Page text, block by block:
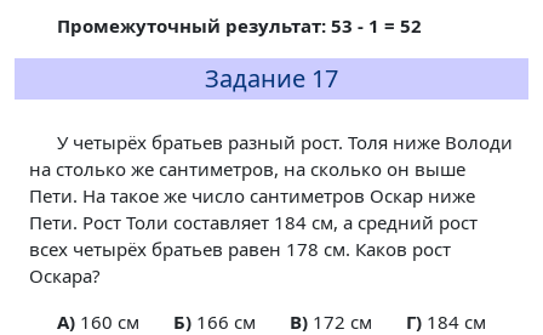
Промежуточный результат: 53 - 1 = 52
Задание 17
У четырёх братьев разный рост. Толя ниже Володи
на столько же сантиметров, на сколько он выше
Пети. На такое же число сантиметров Оскар ниже
Пети. Рост Толи составляет 184 см, а средний рост
всех четырёх братьев равен 178 см. Каков рост
Оскара?
A)160 см Б)166 см В)172 см Г)184 см